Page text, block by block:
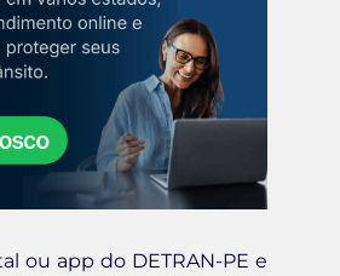
ou app do DETRAN-PE e